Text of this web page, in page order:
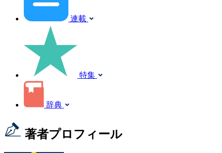
連載
特集
辞典
著者プロフィール